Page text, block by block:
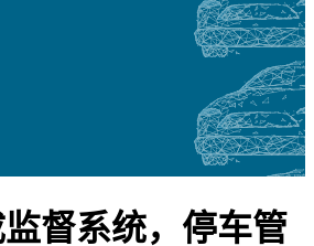
督系统，停车管